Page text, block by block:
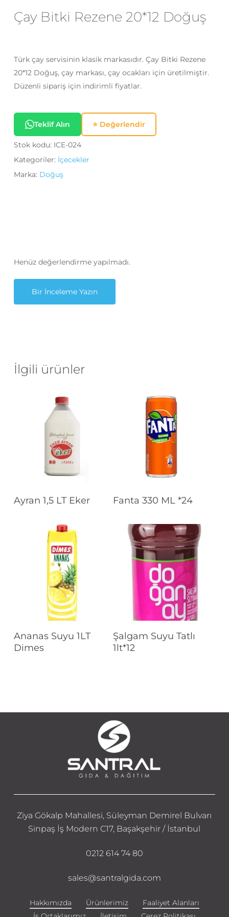
Çay Bitki Rezene 20*12 Doğuş
Türk çay servisinin klasik markasıdır. Çay Bitki Rezene
20*12 Doğuş, çay markası, çay ocakları için üretilmiştir.
Düzenli sipariş için indirimli fiyatlar.
Teklif Alın ⭐ Değerlendir
Stok kodu: ICE-024
Kategoriler: İçecekler
Marka: Doğuş
Henüz değerlendirme yapılmadı.
Bir İnceleme Yazın
İlgili ürünler
Devamını Oku
Ayran 1,5 LT Eker Devamını Oku
Fanta 330 ML *24
Devamını Oku
Ananas Suyu 1LT
Dimes
Devamını Oku
Şalgam Suyu Tatlı
1lt*12
Ziya Gökalp Mahallesi, Süleyman Demirel Bulvarı
Sinpaş İş Modern C17, Başakşehir / İstanbul
0212 614 74 80
sales@santralgida.com
Hakkımızda Ürünlerimiz
Faaliyet Alanları
Daha sonraki yorumlarımda
kullanılması için adım, e-posta adresim